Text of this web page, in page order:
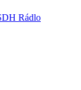
Rádlo